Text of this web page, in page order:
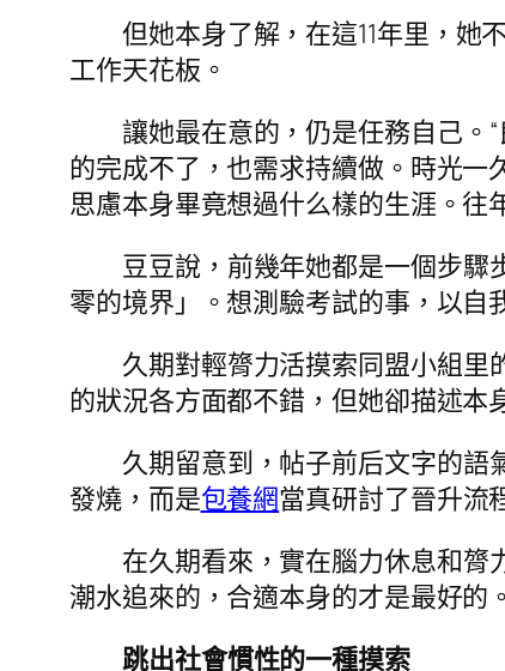
但她本身了解，在這11年里，她
工作天花板。
讓她最在意的，仍是任務自己。
的完成不了，也需求持續做。時光
思慮本身畢竟想過什么樣的生涯。
豆豆說，前幾年她都是一個步驟
零的境界」。想測驗考試的事，以自
久期對輕膂力活摸索同盟小組里
的狀況各方面都不錯，但她卻描述本
久期留意到，帖子前后文字的語
發燒，而是包養網當真研討了晉升流
在久期看來，實在腦力休息和
潮水追來的，合適本身的才是最好的。
跳出社會慣性的一種摸索